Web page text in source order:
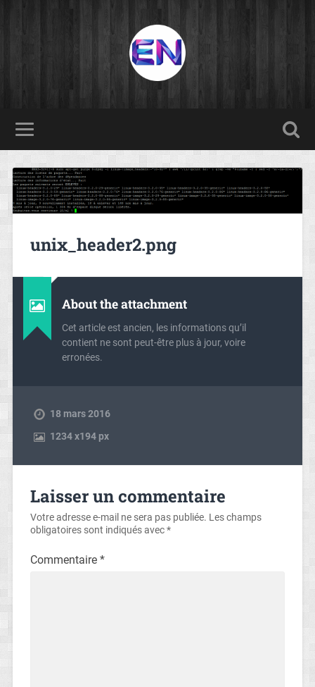
unix_header2.png
About the attachment
Cet article est ancien, les informations qu’il
contient ne sont peut-être plus à jour, voire
erronées.
18 mars 2016
1234x194 px
Laisser un commentaire
Votre adresse e-mail ne sera pas publiée. Les champs
obligatoires sont indiqués avec*
Commentaire *